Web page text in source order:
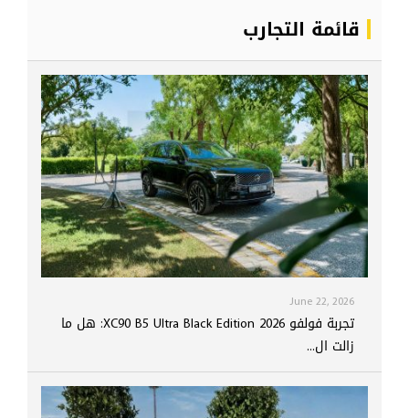
قائمة التجارب
June 22, 2026
تجربة فولفو XC90 B5 Ultra Black Edition 2026: هل ما
زالت ال...